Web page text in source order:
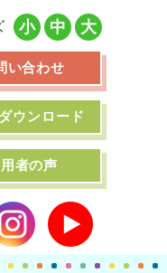
小 中 大
い合わせ
ウンロード
者の声